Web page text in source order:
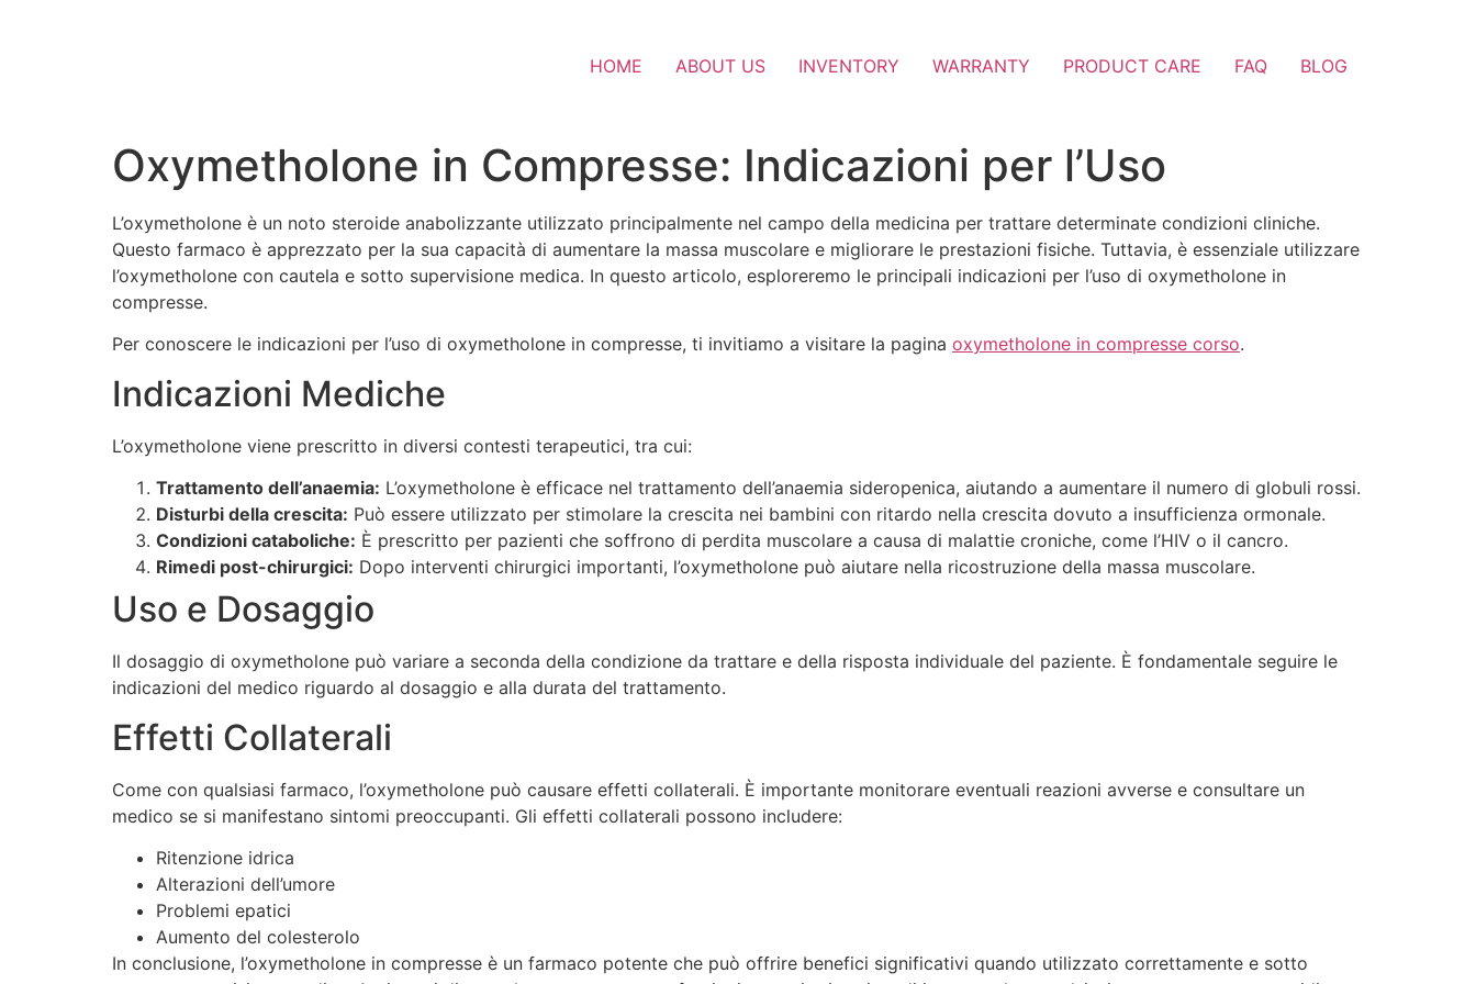
HOME ABOUT US INVENTORY WARRANTY PRODUCT CARE FAQ BLOG
Oxymetholone in Compresse: Indicazioni per l’Uso
L’oxymetholone è un noto steroide anabolizzante utilizzato principalmente nel campo della medicina per trattare determinate condizioni cliniche.
Questo farmaco è apprezzato per la sua capacità di aumentare la massa muscolare e migliorare le prestazioni fisiche. Tuttavia, è essenziale utilizzare
l’oxymetholone con cautela e sotto supervisione medica. In questo articolo, esploreremo le principali indicazioni per l’uso di oxymetholone in
compresse.
Per conoscere le indicazioni per l’uso di oxymetholone in compresse, ti invitiamo a visitare la pagina oxymetholone in compresse corso.
Indicazioni Mediche
L’oxymetholone viene prescritto in diversi contesti terapeutici, tra cui:
Trattamento dell’anaemia: L’oxymetholone è efficace nel trattamento dell’anaemia sideropenica, aiutando a aumentare il numero di globuli rossi.
Disturbi della crescita: Può essere utilizzato per stimolare la crescita nei bambini con ritardo nella crescita dovuto a insufficienza ormonale.
Condizioni cataboliche: È prescritto per pazienti che soffrono di perdita muscolare a causa di malattie croniche, come l’HIV o il cancro.
Rimedi post-chirurgici: Dopo interventi chirurgici importanti, l’oxymetholone può aiutare nella ricostruzione della massa muscolare.
Uso e Dosaggio
Il dosaggio di oxymetholone può variare a seconda della condizione da trattare e della risposta individuale del paziente. È fondamentale seguire le
indicazioni del medico riguardo al dosaggio e alla durata del trattamento.
Effetti Collaterali
Come con qualsiasi farmaco, l’oxymetholone può causare effetti collaterali. È importante monitorare eventuali reazioni avverse e consultare un
medico se si manifestano sintomi preoccupanti. Gli effetti collaterali possono includere:
Ritenzione idrica
Alterazioni dell’umore
Problemi epatici
Aumento del colesterolo
In conclusione, l’oxymetholone in compresse è un farmaco potente che può offrire benefici significativi quando utilizzato correttamente e sotto